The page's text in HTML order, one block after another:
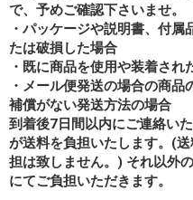
で、予めご確認下さいませ。
・パッケージや説明書、付
たは破損した場合
・既に商品を使用や装着され
・メール便発送の場合の商
補償がない発送方法の場合
到着後7日間以内にご連絡い
が送料を負担いたします。(
担は致しません。) それ以外
にてご負担いただきます。